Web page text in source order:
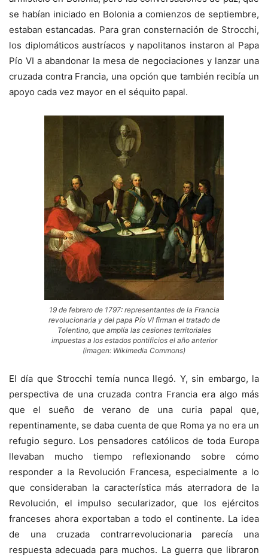
se habían iniciado en Bolonia a comienzos de septiembre,
estaban estancadas. Para gran consternación de Strocchi,
los diplomáticos austríacos y napolitanos instaron al Papa
Pío VI a abandonar la mesa de negociaciones y lanzar una
cruzada contra Francia, una opción que también recibía un
apoyo cada vez mayor en el séquito papal.
19 de febrero de 1797: representantes de la Francia
revolucionaria y del papa Pío VI firman el tratado de
Tolentino, que amplía las cesiones territoriales
impuestas a los estados pontificios el año anterior
(imagen: Wikimedia Commons)
El día que Strocchi temía nunca llegó. Y, sin embargo, la
perspectiva de una cruzada contra Francia era algo más
que el sueño de verano de una curia papal que,
repentinamente, se daba cuenta de que Roma ya no era un
refugio seguro. Los pensadores católicos de toda Europa
llevaban mucho tiempo reflexionando sobre cómo
responder a la Revolución Francesa, especialmente a lo
que consideraban la característica más aterradora de la
Revolución, el impulso secularizador, que los ejércitos
franceses ahora exportaban a todo el continente. La idea
de una cruzada contrarrevolucionaria parecía una
respuesta adecuada para muchos. La guerra que libraron